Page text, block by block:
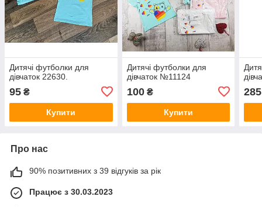
Дитячі футболки для
дівчаток 22630.
95 ₴
Купити
Дитячі футболки для
дівчаток №11124
100₴
Купити
285
Про нас
90% позитивних з 39 відгуків за рік
Працює з 30.03.2023